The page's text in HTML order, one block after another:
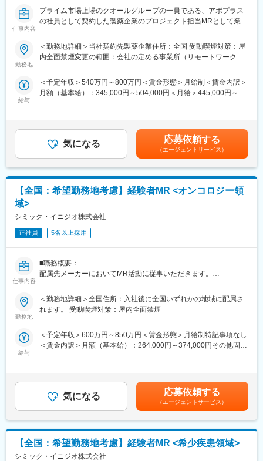
客からの信頼が厚いためです。
CSOは本部のバックアップ体制が何より重要です。1人のプロジ
ェクトマネージャーが管理する営業は約20名程度であり、相談事
も可能です。また、クライアント・社内評価に基いた明確な評価
制度により、キャリアや年収アップに向けた目標を定めやすい環
■基本的に稼働率は100%：常時、待機期間が発生することが無い
よう隙間なくアサインをしています。これも比較的少数規模に抑
えて運営を行っているからこそ実現ができていることであり、強
みの部分です。
仕事内容
プライム市場上場のクオールグループの一員である、アポプラス
の社員として契約した製薬企業のプロジェクト担当MRとして業務
ックメーカーなどプロジェクトは多岐に渡りますので、今までの
経験を活かせる環境が整っています。
■営業スタイル：担当エリアの医療機関（開業医、病院）を訪問し
用情報を収集を行っていただきます。
・新薬のプロモーション
※プロジェクトマネージャー、スーパーバイザー(SV)より、日々の
活動についてフォローを受けられる環境です。全国にSVを配置
し、素早くフォローができる体制をとっています。
■組織：約600名のコントラクトMRが在籍しています。社長をは
じめ、役員クラスが元MR出身のためMRのキャリアや育成、長期
就業について力を入れている企業です。
・製品研修（約2週間～2ヶ月、プロジェクトによる）：入社オリ
エンテーション後に配属先プロジェクトの製薬メーカーにて製品
他、横断研修、eラーニングの研修等も受けることが可能です。
・オンコロジー専門MR育成プログラム、IBD専門育成プログラ
しています。
(2)プロジェクトマネジメント体制：プロジェクトマネージャー、
として結果を出せるように万全のサポート体制を整えています。
(3)豊富なプロジェクト数、50社を超える多数の取引メーカー：同
年代のMRの方が活躍されています。
■中途入社社員の年収例：
・入社3年目（MR経験者）28歳：642万（月給＋日当＋住宅手
当）
・入社5年目（MR経験者）33歳：712万（月給＋日当＋住宅手
当）
変更の範囲：会社の定める業務
勤務地
＜勤務地詳細＞当社契約先製薬企業住所：全国 受動喫煙対策：屋
内全面禁煙変更の範囲：会社の定める事業所（リモートワーク含
給与
＜予定年収＞540万円～800万円＜賃金形態＞月給制＜賃金内訳＞
月額（基本給）：345,000円～504,000円＜月給＞445,000円～
す。※その他の手当は「待遇・福利厚生」欄をご参照ください。昇
給：年1回★頑張りに応じて年収UP★赴任先の評価次第で大幅に
年収をUPできます。（年2回業績給改定）賃金はあくまでも目安
の金額であり、選考を通じて上下する可能性があります。月給(月
額)は固定手当を含めた表記です。
気になる 応募依頼する
（エージェントサービス）
【全国：希望勤務地考慮】経験者MR <オンコロジー領
域>
シミック・イニジオ株式会社
正社員 5名以上採用
仕事内容
■職務概要：
配属先メーカーにおいてMR活動に従事いただきます。
■新薬プロジェクト95％超／常時60以上のプロジェクトが稼働
プロジェクトの数やバリエーションはキャリア形成に直結するた
め、CSOでの転職を考えるうえで重要なポイントです。
業規模、製品領域などのバランスを考慮しながら、常時60以上の
プロジェクトが稼働しています。
■年齢も経験も多様な人財が活躍
シミック・イニジオはほぼ全員が中途採用です。それぞれ異なる
バックグラウンドを持ち、その経験を活かして活動しています。
社員の年齢分布も幅広く、20代～60代まで在籍しています。社員
の経験の多様性は、変革期にある製薬業界にあって、私たちの事
業を支える重要な要素です。
勤務地
＜勤務地詳細＞全国住所：入社後に全国いずれかの地域に配属さ
れます。 受動喫煙対策：屋内全面禁煙
給与
＜予定年収＞600万円～850万円＜賃金形態＞月給制特記事項なし
＜賃金内訳＞月額（基本給）：264,000円～374,000円その他固定
を全額支給 ■賞与年2回（昨年度実績4.2ヶ月）、報酬改定年1回■
全国勤務が可能な方は、初回給与時に30万円の一時金を支給賃金
はあくまでも目安の金額であり、選考を通じて上下する可能性が
あります。月給(月額)は固定手当を含めた表記です。
気になる 応募依頼する
（エージェントサービス）
【全国：希望勤務地考慮】経験者MR <希少疾患領域>
シミック・イニジオ株式会社